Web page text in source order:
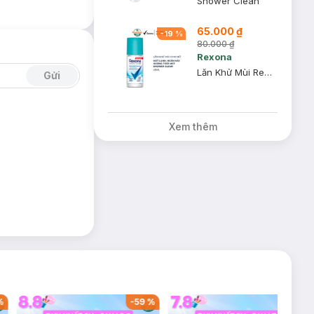
Gửi
-19 % 65.000 ₫
80.000 ₫
Rexona
Lăn Khử Mùi Rexona Shower Clean Tươi Mát Cho Nữ 45ml
Xem thêm
-59%